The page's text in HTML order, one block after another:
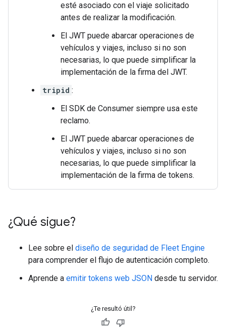
esté asociado con el viaje solicitado
antes de realizar la modificación.
El JWT puede abarcar operaciones de
vehículos y viajes, incluso si no son
necesarias, lo que puede simplificar la
implementación de la firma del JWT.
tripid :
El SDK de Consumer siempre usa este
reclamo.
El JWT puede abarcar operaciones de
vehículos y viajes, incluso si no son
necesarias, lo que puede simplificar la
implementación de la firma de tokens.
¿Qué sigue?
Lee sobre el diseño de seguridad de Fleet Engine
para comprender el flujo de autenticación completo.
Aprende a emitir tokens web JSON desde tu servidor.
¿Te resultó útil?